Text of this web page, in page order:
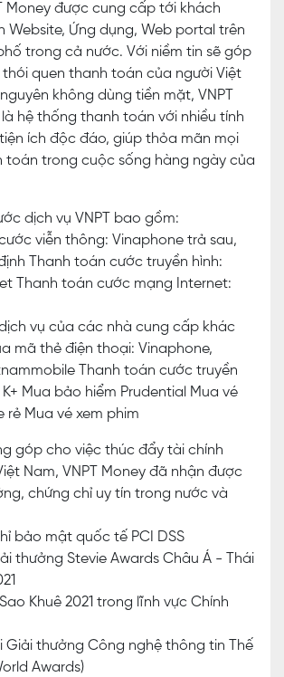
Money được cung cấp tới khách
Website, Ứng dụng, Web portal trên
trong cả nước. Với niềm tin sẽ góp
quen thanh toán của người Việt
không dùng tiền mặt, VNPT
hệ thống thanh toán với nhiều tính
ích độc đáo, giúp thỏa mãn mọi
toán trong cuộc sống hàng ngày của
dịch vụ VNPT bao gồm:
viễn thông: Vinaphone trả sau,
Thanh toán cước truyền hình:
Thanh toán cước mạng Internet:
vụ của các nhà cung cấp khác
mã thẻ điện thoại: Vinaphone,
Thanh toán cước truyền
K+ Mua bảo hiểm Prudential Mua vé
rẻ Mua vé xem phim
góp cho việc thúc đẩy tài chính
Nam, VNPT Money đã nhận được
chứng chỉ uy tín trong nước và
bảo mật quốc tế PCI DSS
thưởng Stevie Awards Châu Á - Thái
Khuê 2021 trong lĩnh vực Chính
Giải thưởng Công nghệ thông tin Thế
Awards)